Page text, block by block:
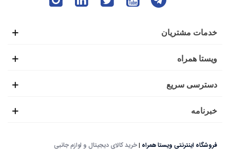
خدمات مشتریان
ویستا همراه
دسترسی سریع
خبرنامه
فروشگاه اینترنتی ویستا همراه |خرید کالای دیجیتال و لوازم جانبی